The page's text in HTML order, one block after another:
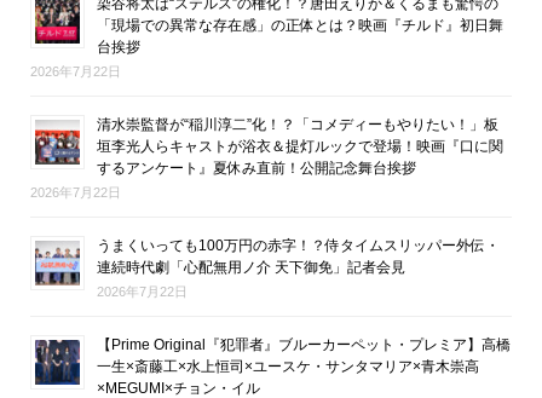
「現場での異常な存在感」の正体とは？映画『チルド』初日舞
台挨拶
2026年7月22日
清水崇監督が“稲川淳二”化！？「コメディーもやりたい！」板
垣李光人らキャストが浴衣＆提灯ルックで登場！映画『口に関
するアンケート』夏休み直前！公開記念舞台挨拶
2026年7月22日
うまくいっても100万円の赤字！？侍タイムスリッパー外伝・
連続時代劇「心配無用ノ介 天下御免」記者会見
2026年7月22日
【Prime Original『犯罪者』ブルーカーペット・プレミア】高橋
一生×斎藤工×水上恒司×ユースケ・サンタマリア×青木崇高
×MEGUMI×チョン・イル